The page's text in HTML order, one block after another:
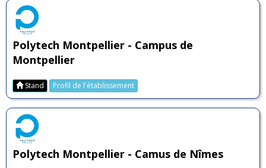
Polytech Montpellier - Campus de
Montpellier
Stand Profil de l'établissement
Polytech Montpellier - Camus de Nîmes